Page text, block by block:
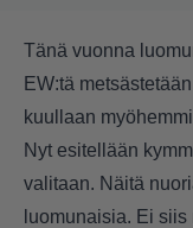
Tänä vuonna
EW:tä
kuullaan
Nyt esitellään
valitaan. Näitä
luomunaisia. Ei